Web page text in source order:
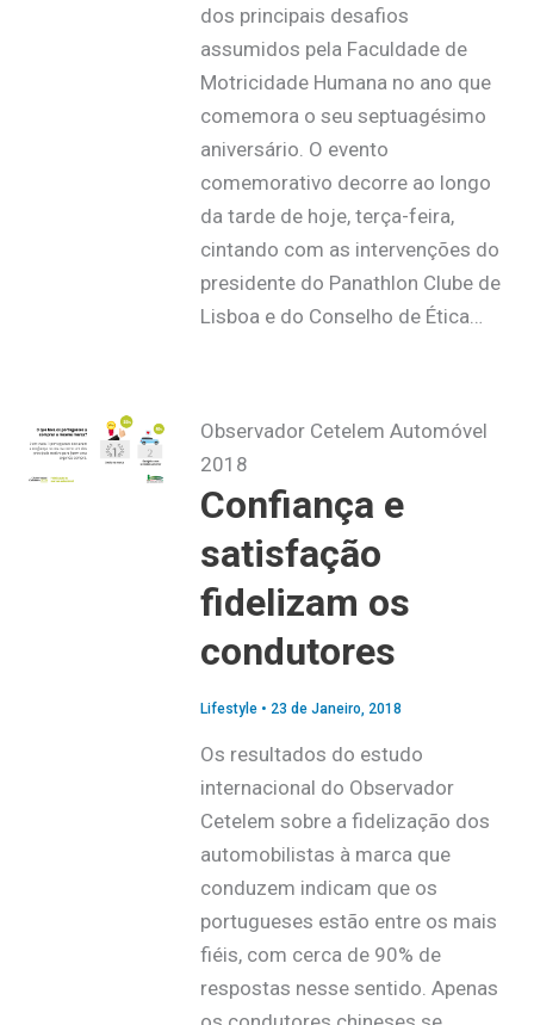
dos principais desafios
assumidos pela Faculdade de
Motricidade Humana no ano que
comemora o seu septuagésimo
aniversário. O evento
comemorativo decorre ao longo
da tarde de hoje, terça-feira,
cintando com as intervenções do
presidente do Panathlon Clube de
Lisboa e do Conselho de Ética…
Observador Cetelem Automóvel
2018
Confiança e
satisfação
fidelizam os
condutores
Lifestyle• 23 de Janeiro, 2018
Os resultados do estudo
internacional do Observador
Cetelem sobre a fidelização dos
automobilistas à marca que
conduzem indicam que os
portugueses estão entre os mais
fiéis, com cerca de 90% de
respostas nesse sentido. Apenas